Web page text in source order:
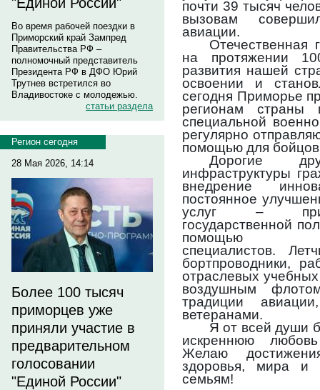
Во время рабочей поездки в
Приморский край Зампред
Правительства РФ –
полномочный представитель
Президента РФ в ДФО Юрий
Трутнев встретился во
Владивостоке с молодежью.
статьи раздела
Регион сегодня
28 Мая 2026, 14:14
Более 100 тысяч
приморцев уже
приняли участие в
предварительном
голосовании
"Единой России"
почти 39 тысяч
вызовам
авиации.
Отечественная
на протяжении
развития нашей
освоении и
сегодня Приморье
регионам
специальной
регулярно
помощью для
Дорогие
инфраструктуры
внедрение
постоянное
услуг –
государственной
помощью
специалистов.
бортпроводники,
отраслевых
воздушным
традиции
ветеранами.
Я от всей души
искреннюю
Желаю
здоровья, мира и
семьям!